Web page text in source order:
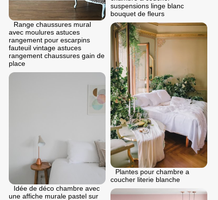
suspensions linge blanc
bouquet de fleurs
Range chaussures mural
avec moulures astuces
rangement pour escarpins
fauteuil vintage astuces
rangement chaussures gain de
place
Plantes pour chambre a
coucher literie blanche
Idée de déco chambre avec
une affiche murale pastel sur